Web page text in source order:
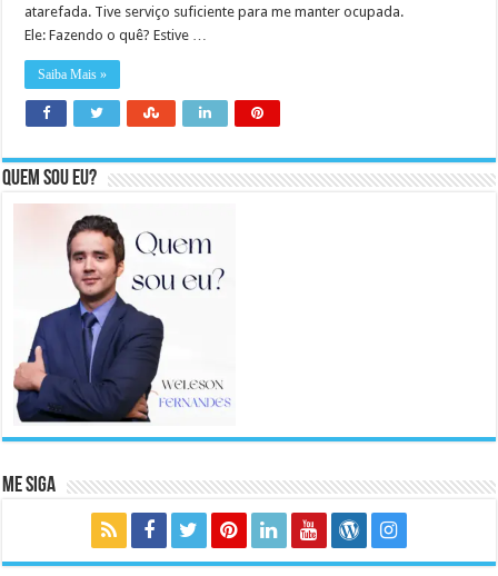
atarefada. Tive serviço suficiente para me manter ocupada.
Ele: Fazendo o quê? Estive …
Saiba Mais »
Quem sou eu?
Me Siga